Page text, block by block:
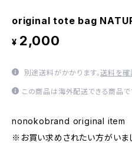
original tote bag
¥ 2,000
別途送料がかかります。送料を確
この商品は海外配送できる商品で
nonokobrand original item
※お買い求めされたい方がいま